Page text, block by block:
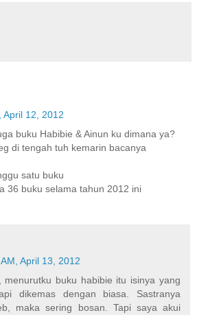
April 12, 2012
buku Habibie & Ainun ku dimana ya?
di tengah tuh kemarin bacanya
satu buku
36 buku selama tahun 2012 ini
April 13, 2012
menurutku buku habibie itu isinya yang
dikemas dengan biasa. Sastranya
maka sering bosan. Tapi saya akui